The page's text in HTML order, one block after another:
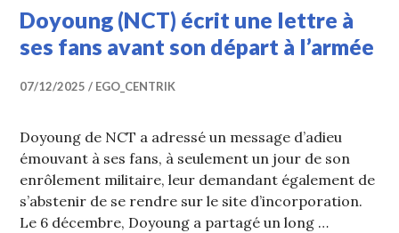
Doyoung (NCT) écrit une lettre à
ses fans avant son départ à l’armée
07/12/2025 EGO_CENTRIK
Doyoung de NCT a adressé un message d’adieu
émouvant à ses fans, à seulement un jour de son
enrôlement militaire, leur demandant également de
s’abstenir de se rendre sur le site d’incorporation.
Le 6 décembre, Doyoung a partagé un long …